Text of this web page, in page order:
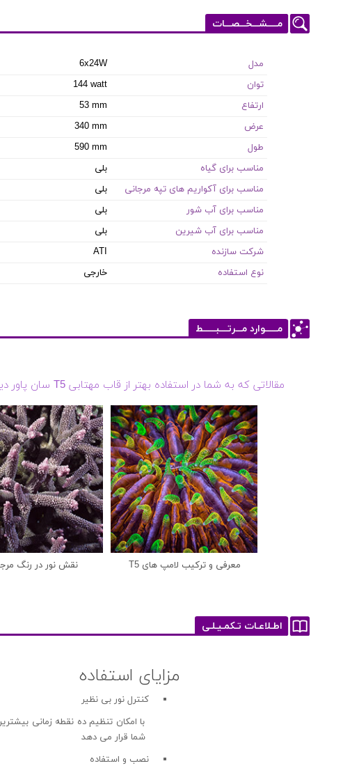
مـــــشـــخـــصـــات
مدل 6x24W
توان
144 watt
ارتفاع
53 mm
عرض
340 mm
طول
590 mm
مناسب برای گیاه
بلی
مناسب برای آکواریم های تپه مرجانی
بلی
مناسب برای آب شور
بلی
مناسب برای آب شیرین
بلی
شرکت سازنده
ATI
نوع استفاده
خارجی
مــــــوارد مـــرتــــبــــــط
مقالاتی که به شما در استفاده بهتر از قاب مهتابی T5 سان پاور دیمردار شش تایی کمک می کند
معرفی و ترکیب لامپ های T5 نقش نور در رنگ
اطـلاعـات تـکمـیـلـی
مزایای استفاده
کنترل نور بی نظیر
با امکان تنظیم ده نقطه زمانی
شما قرار می دهد
نصب و استفاده